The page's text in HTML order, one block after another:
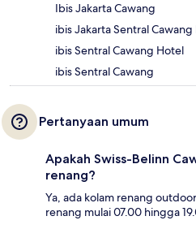
Ibis Jakarta Cawang
ibis Jakarta Sentral
ibis Sentral Cawang Hotel
ibis Sentral Cawang
Pertanyaan umum
Apakah Swiss-Belinn
renang?
Ya, ada kolam renang
renang mulai 07.00 hingga